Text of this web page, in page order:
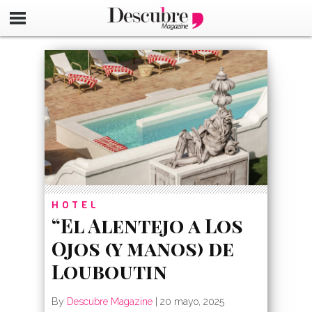
google-site-
HOTEL
“El Alentejo a Los
Ojos (y manos) de
Louboutin
By Descubre Magazine 20 mayo, 2025